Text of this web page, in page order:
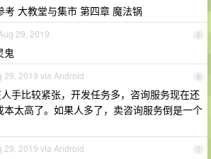
考 大教堂与集市 第四章 魔法锅
5
29, 2019
鬼
6
29, 2019 via Android
手比较紧张，开发任务多，咨询服务现在还
本太高了。如果人多了，卖咨询服务倒是一个
7
29, 2019 via Android